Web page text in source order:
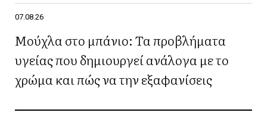
07.08.26
Μούχλα στο μπάνιο: Τα προβλήματα
υγείας που δημιουργεί ανάλογα με το
χρώμα και πώς να την εξαφανίσεις